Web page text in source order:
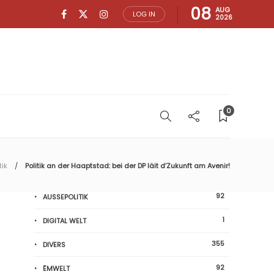
LOG IN 08 AUG
2026
0
Politik an der Haaptstad: bei der DP läit d’Zukunft am Avenir!
AUSSEPOLITIK 92
DIGITAL WELT 1
DIVERS 355
ËMWELT 92